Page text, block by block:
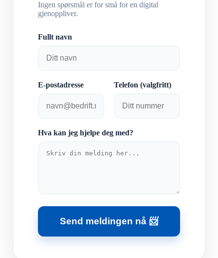
Ingen spørsmål er for små for en digital
gjenoppliver.
Fullt navn
E-postadresse Telefon (valgfritt)
Hva kan jeg hjelpe deg med?
Send meldingen nå 📨